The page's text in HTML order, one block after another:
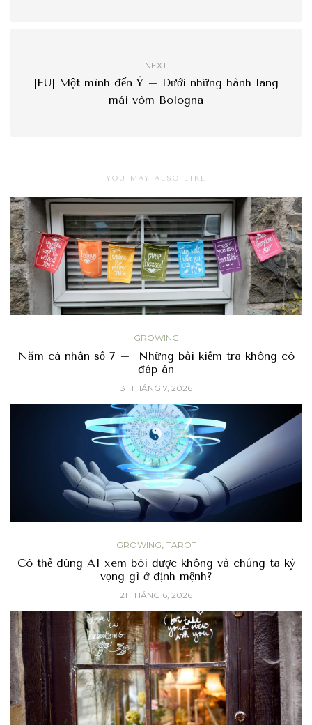
NEXT
[EU] Một mình đến Ý – Dưới những hành lang
mái vòm Bologna
YOU MAY ALSO LIKE
GROWING
Năm cá nhân số 7 – Những bài kiểm tra không có
đáp án
31 THÁNG 7, 2026
GROWING, TAROT
Có thể dùng AI xem bói được không và chúng ta kỳ
vọng gì ở định mệnh?
21 THÁNG 6, 2026